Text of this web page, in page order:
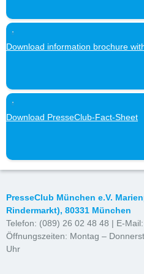
Download information brochure
Download PresseClub-Fact-Sheet
PresseClub München e.V.
Rindermarkt), 80331 München
Telefon: (089) 26 02 48 48 | E-Mail:
Öffnungszeiten: Montag –
Uhr